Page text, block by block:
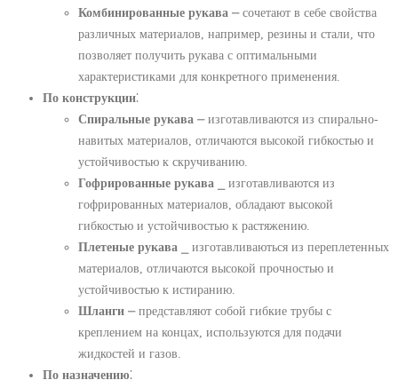
Комбинированные рукава ⎼ сочетают в себе свойства
различных материалов, например, резины и стали, что
позволяет получить рукава с оптимальными
характеристиками для конкретного применения.
По конструкции⁚
Спиральные рукава ⎼ изготавливаются из спирально-
навитых материалов, отличаются высокой гибкостью и
устойчивостью к скручиванию.
Гофрированные рукава ⎯ изготавливаются из
гофрированных материалов, обладают высокой
гибкостью и устойчивостью к растяжению.
Плетеные рукава ⎯ изготавливаються из переплетенных
материалов, отличаются высокой прочностью и
устойчивостью к истиранию.
Шланги ⎼ представляют собой гибкие трубы с
креплением на концах, используются для подачи
жидкостей и газов.
По назначению⁚